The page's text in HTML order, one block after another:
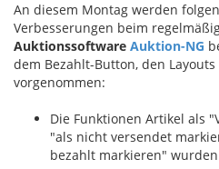
An diesem Montag werden
Verbesserungen beim
Auktionssoftware Auktion-NG
dem Bezahlt-Button, den
vorgenommen:
Die Funktionen Artikel als
"als nicht versendet
bezahlt markieren"